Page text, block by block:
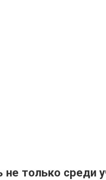
только среди